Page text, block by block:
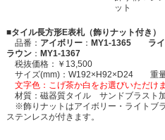
ット
■タイル長方形E表札（飾りナット付き）
品番： アイボリー： MY1-1365 ライ
ラウン： MY1-1367
税抜価格：￥13,500
サイズ(mm)：W192×H92×D24 重量
文字色：こげ茶か白をお選びいただけま
材質：磁器質タイル サンドブラスト
※飾りナットはアイボリー・ライトブ
ステンレスが付きます。